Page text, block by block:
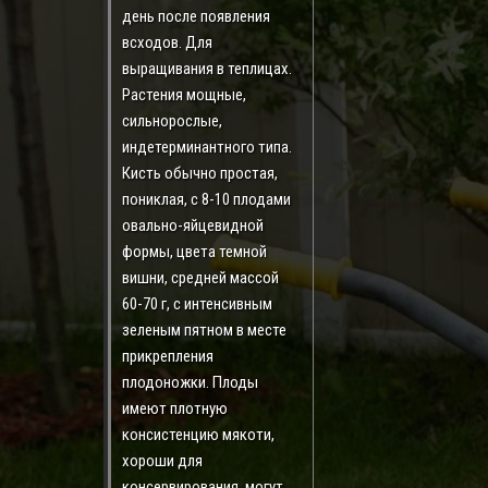
день после появления
всходов. Для
выращивания в теплицах.
Растения мощные,
сильнорослые,
индетерминантного типа.
Кисть обычно простая,
пониклая, с 8-10 плодами
овально-яйцевидной
формы, цвета темной
вишни, средней массой
60-70 г, с интенсивным
зеленым пятном в месте
прикрепления
плодоножки. Плоды
имеют плотную
консистенцию мякоти,
хороши для